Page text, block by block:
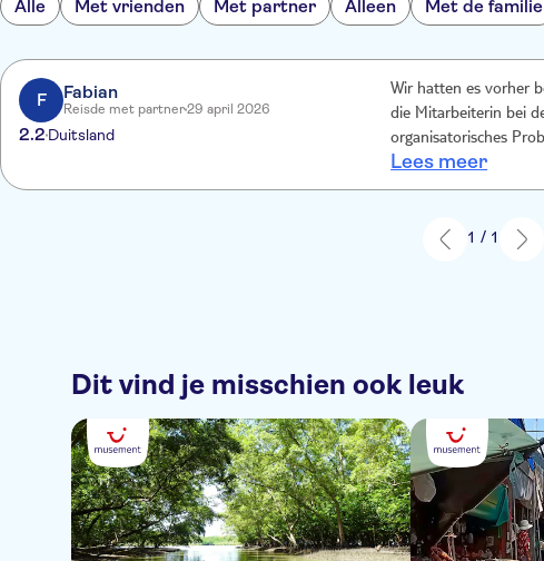
Alle Met vrienden Met partner Alleen Met de familie
F Fabian
Reisde met partner29 april 2026
2.2 Duitsland
Wir hatten es vorher
die Mitarbeiterin bei
organisatorisches Problem von TUI
Namen in und
Ticketnummer finden.
man sich vorkommt
Lees meer
1 / 1
Dit vind je misschien ook leuk